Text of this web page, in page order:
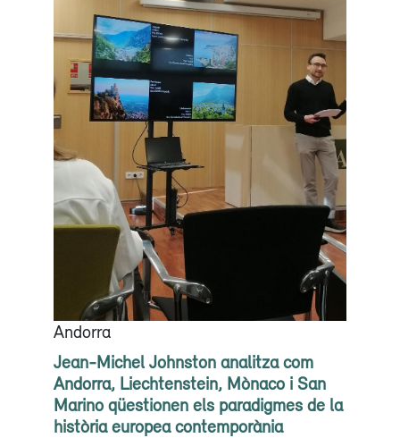
Andorra
Jean-Michel Johnston analitza com
Andorra, Liechtenstein, Mònaco i San
Marino qüestionen els paradigmes de la
història europea contemporània